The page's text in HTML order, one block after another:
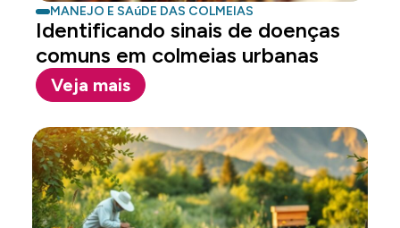
MANEJO E SAúDE DAS COLMEIAS
Identificando sinais de doenças
comuns em colmeias urbanas
Veja mais